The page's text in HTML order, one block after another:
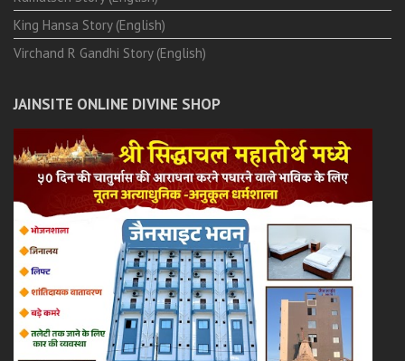
King Hansa Story (English)
Virchand R Gandhi Story (English)
JAINSITE ONLINE DIVINE SHOP